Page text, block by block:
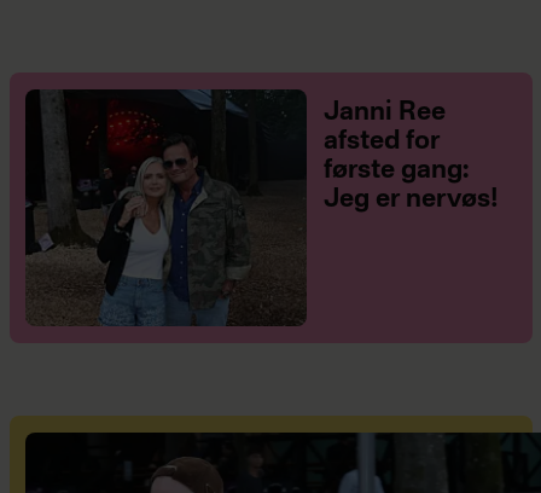
Janni Ree
afsted for
første gang:
Jeg er nervøs!